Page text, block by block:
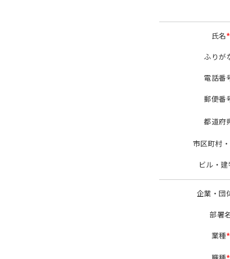
氏名
ふりが
電話番
郵便番
都道府
市区町村
ビル・
企業・団
部署
業種